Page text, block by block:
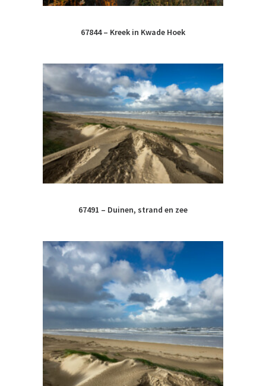
67844 – Kreek in Kwade Hoek
67491 – Duinen, strand en zee